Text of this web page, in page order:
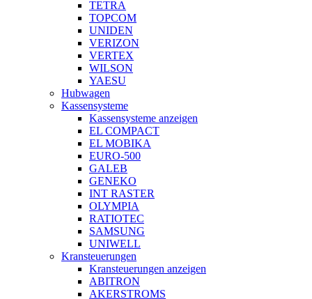
TETRA
TOPCOM
UNIDEN
VERIZON
VERTEX
WILSON
YAESU
Hubwagen
Kassensysteme
Kassensysteme anzeigen
EL COMPACT
EL MOBIKA
EURO-500
GALEB
GENEKO
INT RASTER
OLYMPIA
RATIOTEC
SAMSUNG
UNIWELL
Kransteuerungen
Kransteuerungen anzeigen
ABITRON
AKERSTROMS